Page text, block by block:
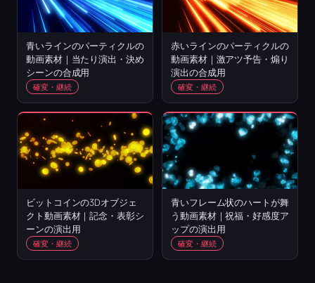
青いラインのパーティクルの
動画素材｜当たり演出・決め
シーンの合成用
確変・継続
赤いラインのパーティクルの
動画素材｜激アツ予告・煽り
演出の合成用
確変・継続
ビットコインの3Dオブジェ
クト動画素材｜記念・表彰シ
ーンの演出用
確変・継続
青いフレーム状のハートが舞
う動画素材｜祝福・好感度ア
ップの演出用
確変・継続